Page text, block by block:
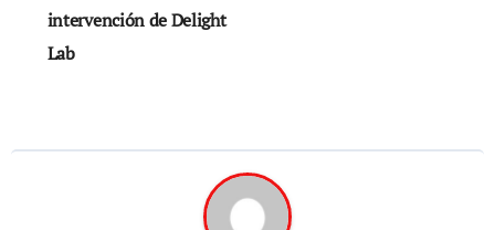
intervención de Delight
Lab